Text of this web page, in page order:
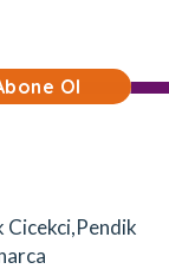
Ol
Cicekci,Pendik